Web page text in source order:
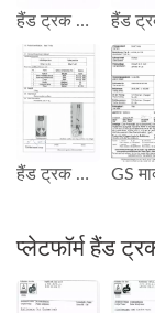
हैंड ट्रक लोडिंग 60 KG GS परीक्षण रिपोर्ट
हैंड ट्रक लोडिंग 75 KG GS परीक्षण रिपोर्ट
प्लेटफॉर्म हैंड